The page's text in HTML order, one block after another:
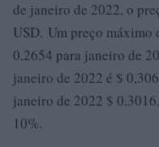
de janeiro de 2022, o
USD. Um preço máximo
0,2654 para janeiro de
janeiro de 2022 é $
janeiro de 2022 $
10%.